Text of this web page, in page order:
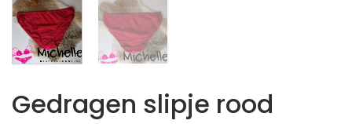
Gedragen slipje rood